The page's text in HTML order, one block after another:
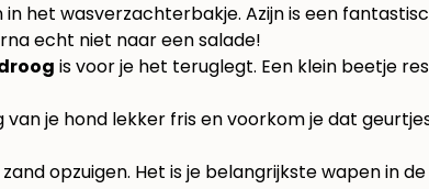
in het wasverzachterbakje. Azijn is een
echt niet naar een salade!
is voor je het teruglegt. Een klein beetje
je hond lekker fris en voorkom je dat
opzuigen. Het is je belangrijkste wapen in